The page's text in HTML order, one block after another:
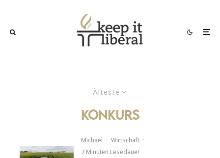
Älteste
konkurs
Michael · Wirtschaft ·
7 Minuten Lesedauer